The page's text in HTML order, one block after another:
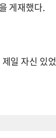
게재했다.
일 자신 있었